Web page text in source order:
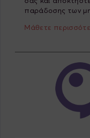
παράδοσης των
Μάθετε